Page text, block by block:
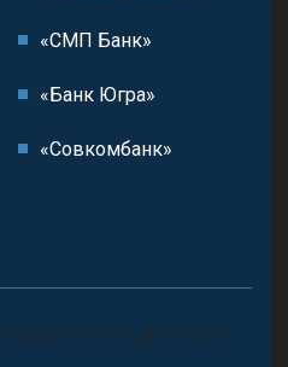
«СМП Банк»
«Банк Югра»
«Совкомбанк»
и предложения.